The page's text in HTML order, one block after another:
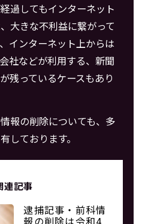
過してもインターネット
大きな不利益に繋がって
インターネット上からは
社などが利用する、新聞
残っているケースもあり
報の削除についても、多
しております。
連記事
逮捕記事・前科情
報の削除は令和4